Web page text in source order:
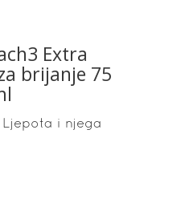
Extra
brijanje 75
Ljepota i njega